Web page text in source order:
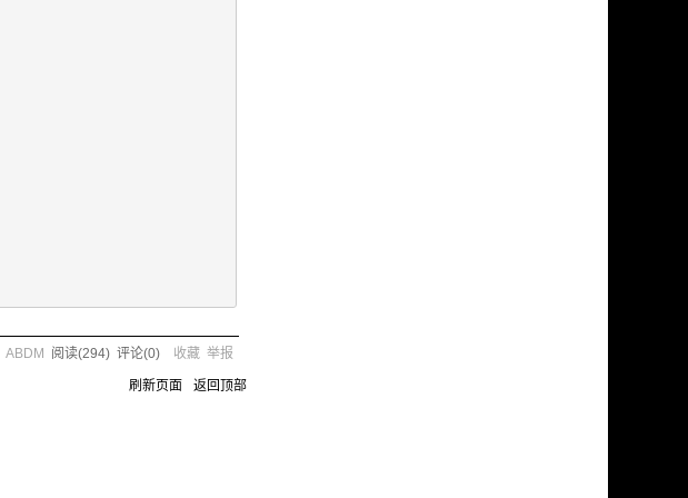
ABDM 阅读(294) 评论(0) 收藏 举报
刷新页面 返回顶部